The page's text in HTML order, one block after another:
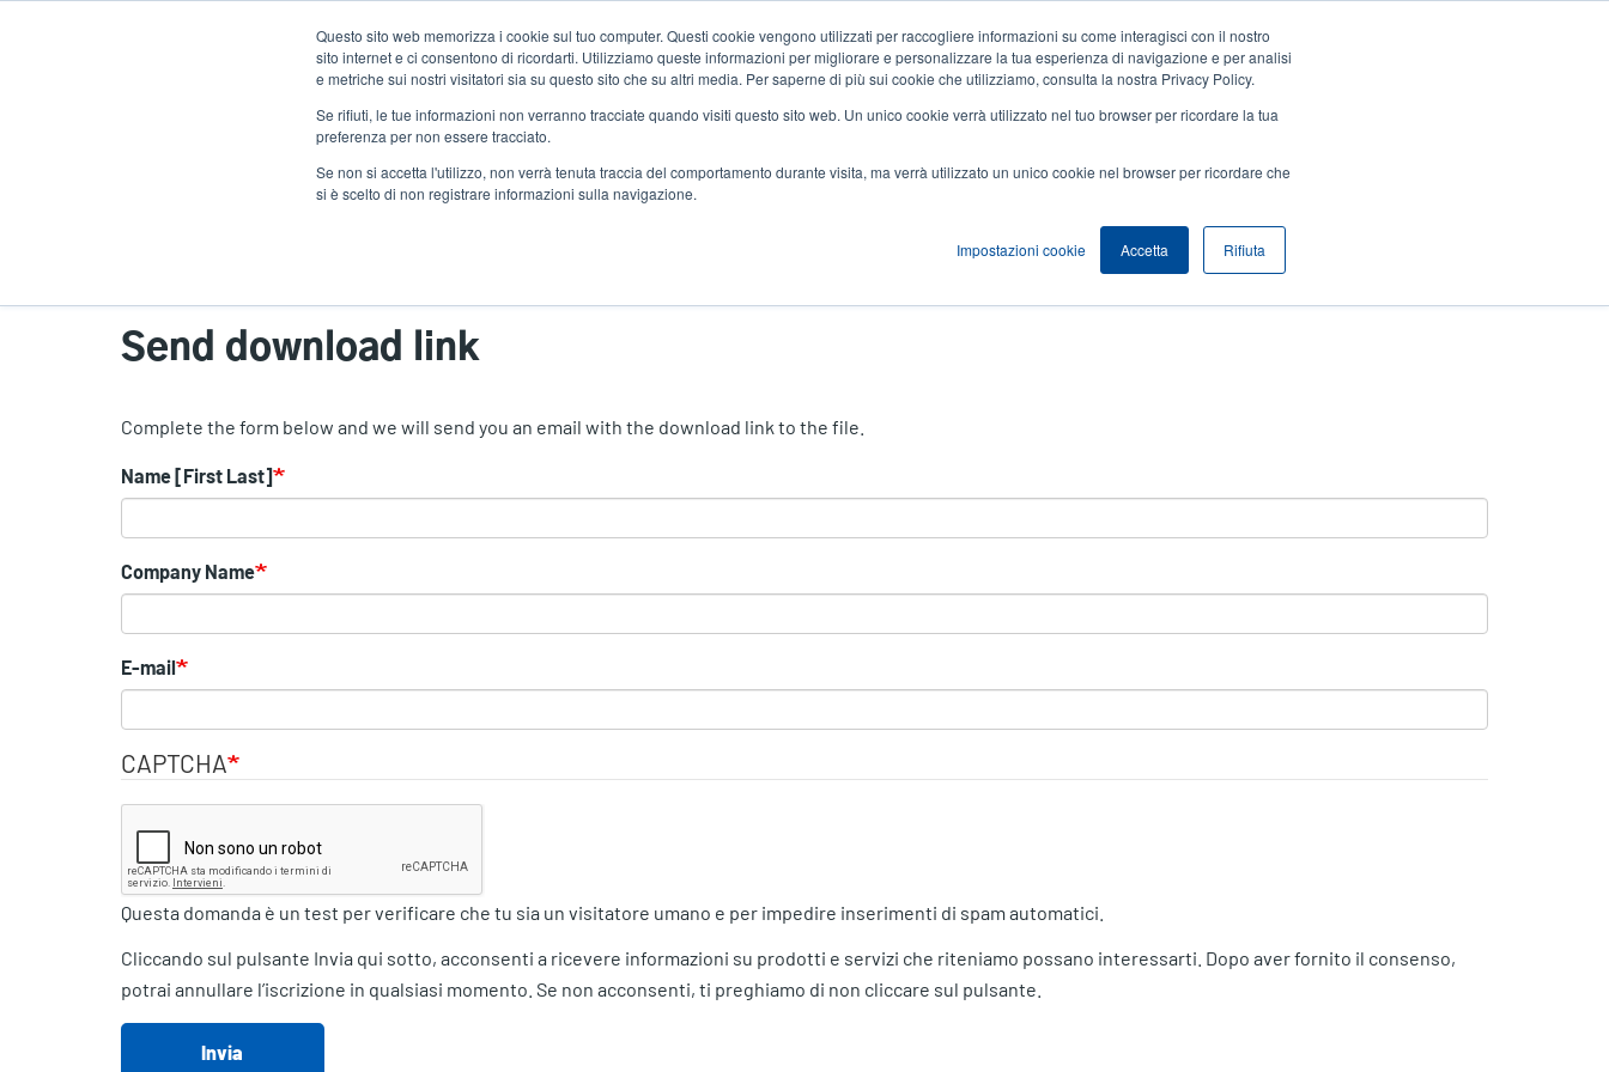
Questo sito web memorizza i cookie sul tuo computer. Questi cookie vengono utilizzati per raccogliere informazioni su come interagisci con il nostro
sito internet e ci consentono di ricordarti. Utilizziamo queste informazioni per migliorare e personalizzare la tua esperienza di navigazione e per analisi
e metriche sui nostri visitatori sia su questo sito che su altri media. Per saperne di più sui cookie che utilizziamo, consulta la nostra Privacy Policy.
Se rifiuti, le tue informazioni non verranno tracciate quando visiti questo sito web. Un unico cookie verrà utilizzato nel tuo browser per ricordare la tua
preferenza per non essere tracciato.
Se non si accetta l'utilizzo, non verrà tenuta traccia del comportamento durante visita, ma verrà utilizzato un unico cookie nel browser per ricordare che
si è scelto di non registrare informazioni sulla navigazione.
Impostazioni cookie Accetta Rifiuta
User
account
Notizie ed eventi Azienda
User
Anonymous
Accedi / Registrati
Prodotti Soluzioni Servizi Supporto e download Partner Seleziona Prodotti
Send download link
Complete the form below and we will send you an email with the download link to the file.
Name [First Last]
Company Name
E-mail
CAPTCHA
Questa domanda è un test per verificare che tu sia un visitatore umano e per impedire inserimenti di spam automatici.
Cliccando sul pulsante Invia qui sotto, acconsenti a ricevere informazioni su prodotti e servizi che riteniamo possano interessarti. Dopo aver fornito il consenso,
potrai annullare l’iscrizione in qualsiasi momento. Se non acconsenti, ti preghiamo di non cliccare sul pulsante.
Invia